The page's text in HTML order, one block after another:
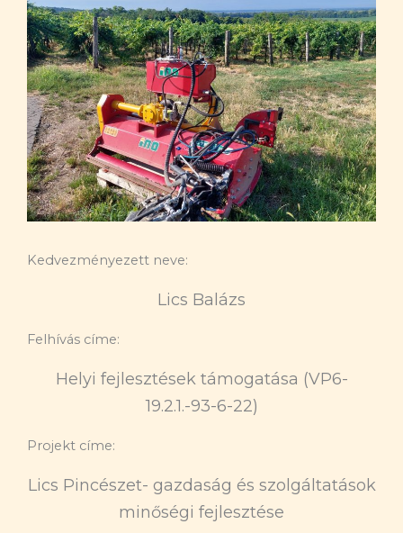
Kedvezményezett neve:
Lics Balázs
Felhívás címe:
Helyi fejlesztések támogatása (VP6-
19.2.1.-93-6-22)
Projekt címe:
Lics Pincészet- gazdaság és szolgáltatások
minőségi fejlesztése